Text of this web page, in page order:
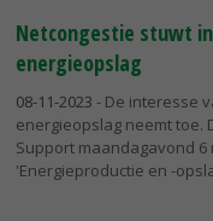
Netcongestie stuwt
energieopslag
08-11-2023 - De interesse
energieopslag neemt toe.
Support maandagavond
'Energieproductie en -